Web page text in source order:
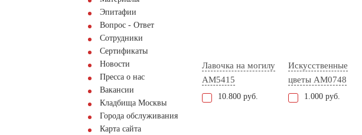
Эпитафии
Вопрос - Ответ
Сотрудники
Сертификаты
Новости
Пресса о нас
Вакансии
Кладбища Москвы
Города обслуживания
Карта сайта
Лавочка на могилу
AM5415
10.800 руб.
Искусственные
цветы AM0748
1.000 руб.